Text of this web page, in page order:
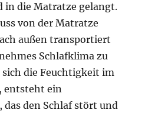
in die Matratze gelangt.
von der Matratze
außen transportiert
Schlafklima zu
die Feuchtigkeit im
entsteht ein
den Schlaf stört und